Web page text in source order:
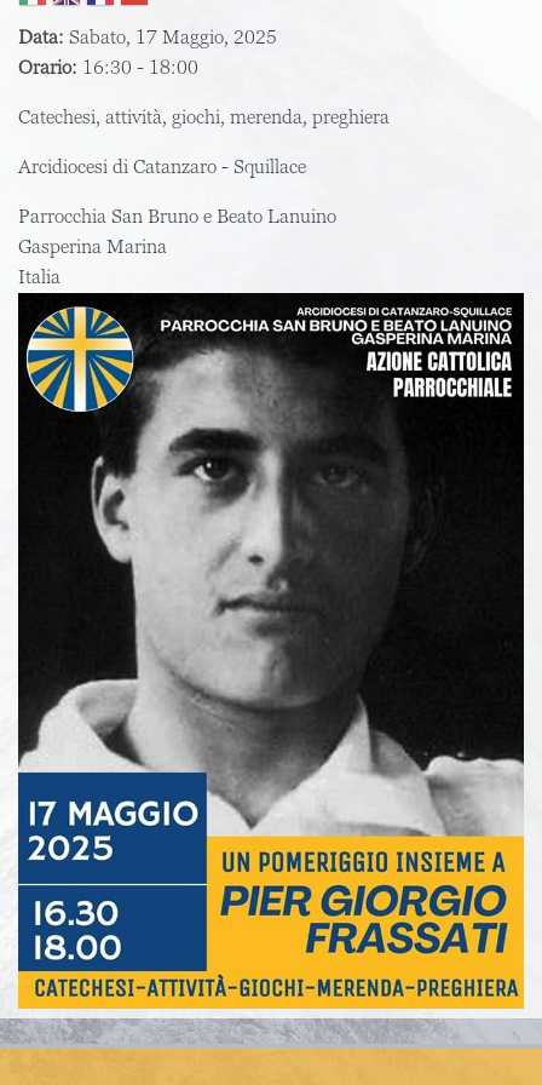
Data: Sabato, 17 Maggio, 2025
Orario: 16:30 - 18:00
Catechesi, attività, giochi, merenda, preghiera
Arcidiocesi di Catanzaro - Squillace
Parrocchia San Bruno e Beato Lanuino
Gasperina Marina
Italia